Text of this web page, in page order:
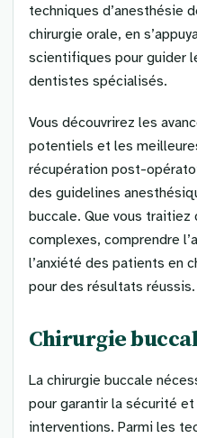
techniques d’anesthésie
chirurgie orale, en
scientifiques pour guider
dentistes spécialisés.
Vous découvrirez les
potentiels et les
récupération post-
des guidelines
buccale. Que vous traitiez
complexes, comprendre
l’anxiété des patients en
pour des résultats réussis.
Chirurgie
La chirurgie buccale
pour garantir la sécurité
interventions. Parmi les